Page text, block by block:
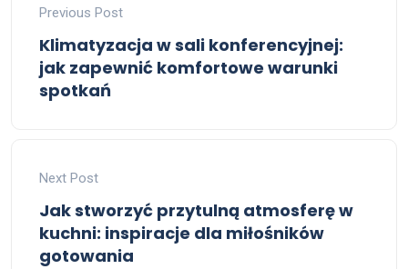
Previous Post
Klimatyzacja w sali konferencyjnej:
jak zapewnić komfortowe warunki
spotkań
Next Post
Jak stworzyć przytulną atmosferę w
kuchni: inspiracje dla miłośników
gotowania